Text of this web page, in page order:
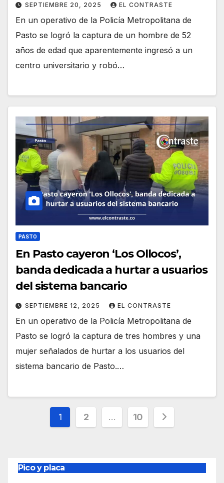
SEPTIEMBRE 20, 2025 EL CONTRASTE
En un operativo de la Policía Metropolitana de
Pasto se logró la captura de un hombre de 52
años de edad que aparentemente ingresó a un
centro universitario y robó…
PASTO
En Pasto cayeron ‘Los Ollocos’,
banda dedicada a hurtar a usuarios
del sistema bancario
SEPTIEMBRE 12, 2025 EL CONTRASTE
En un operativo de la Policía Metropolitana de
Pasto se logró la captura de tres hombres y una
mujer señalados de hurtar a los usuarios del
sistema bancario de Pasto.…
Paginación
entradas
1 2 … 10
Pico y placa